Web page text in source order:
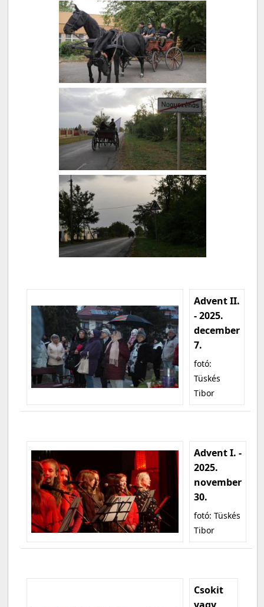
Advent II.
- 2025.
december
7.
fotó:
Tüskés
Tibor
Advent I. -
2025.
november
30.
fotó: Tüskés
Tibor
Csokit